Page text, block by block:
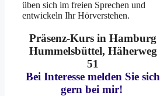
üben sich im freien Sprechen und
entwickeln Ihr Hörverstehen.
Präsenz-Kurs in Hamburg
Hummelsbüttel, Häherweg
51
Bei Interesse melden Sie sich
gern bei mir!